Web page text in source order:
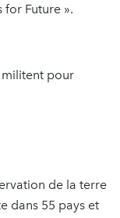
for Future ».
militent pour
de la terre
dans 55 pays et